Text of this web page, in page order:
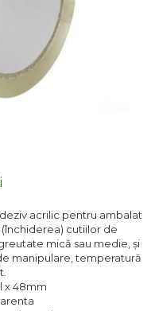
acrilic pentru ambalat
cutiilor de
mică sau medie, și
manipulare, temperatură
x 48mm